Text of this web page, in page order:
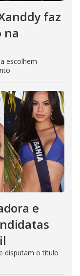
faz
na
escolhem
e
disputam o título